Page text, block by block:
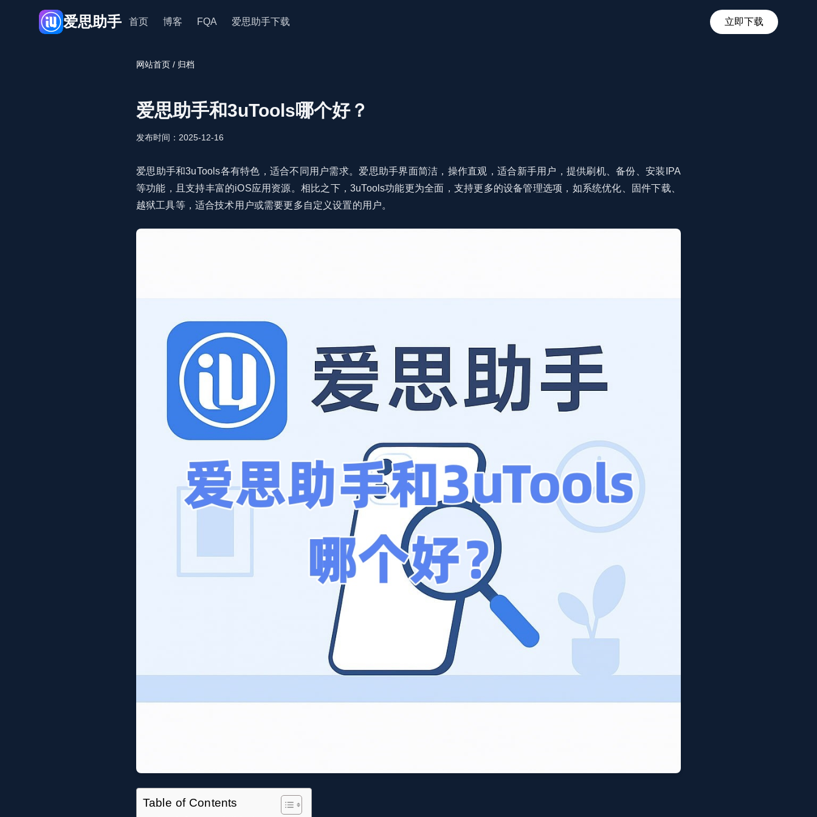
爱思助手 首页 博客 FQA 爱思助手下载 立即下载
网站首页 / 归档
爱思助手和3uTools哪个好？
发布时间：2025-12-16
爱思助手和3uTools各有特色，适合不同用户需求。爱思助手界面简洁，操作直观，适合新手用户，提供刷机、备份、安装IPA
等功能，且支持丰富的iOS应用资源。相比之下，3uTools功能更为全面，支持更多的设备管理选项，如系统优化、固件下载、
越狱工具等，适合技术用户或需要更多自定义设置的用户。
Table of Contents